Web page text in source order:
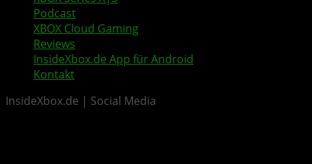
Podcast
XBOX Cloud Gaming
Reviews
InsideXbox.de App für Android
Kontakt
InsideXbox.de | Social Media